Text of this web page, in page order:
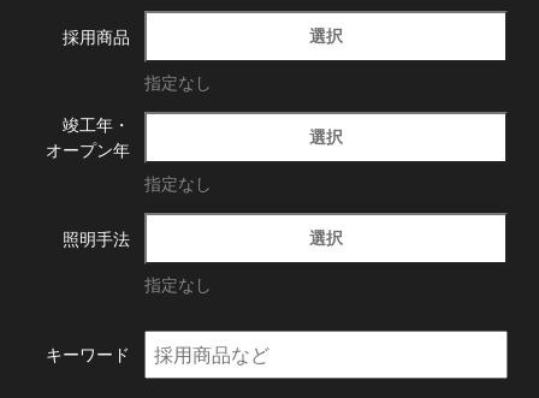
採用商品 選択
指定なし
竣工年・
オープン年
選択
指定なし
照明手法 選択
指定なし
キーワード